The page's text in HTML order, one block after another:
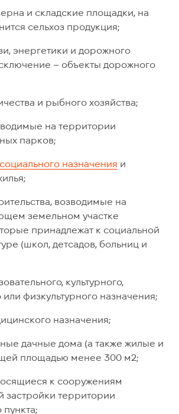
и складские площадки, на
сельхоз продукция;
энергетики и дорожного
– объекты дорожного
и рыбного хозяйства;
на территории
парков;
назначения и
возводимые на
земельном участке
принадлежат к социальной
(школ, детсадов, больниц и
культурного,
физкультурного назначения;
назначения;
дачные дома (а также жилые и
площадью менее 300 м2;
к сооружениям
застройки территории
пункта;